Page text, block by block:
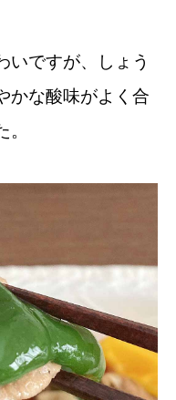
いですが、しょう
かな酸味がよく合